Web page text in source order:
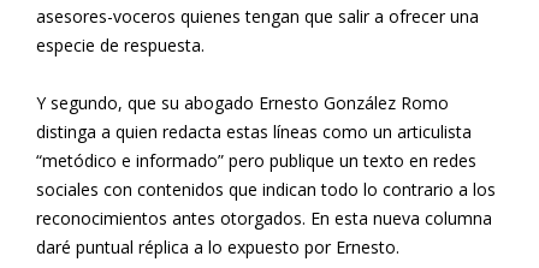
asesores-voceros quienes tengan que salir a ofrecer una
especie de respuesta.
Y segundo, que su abogado Ernesto González Romo
distinga a quien redacta estas líneas como un articulista
“metódico e informado” pero publique un texto en redes
sociales con contenidos que indican todo lo contrario a los
reconocimientos antes otorgados. En esta nueva columna
daré puntual réplica a lo expuesto por Ernesto.